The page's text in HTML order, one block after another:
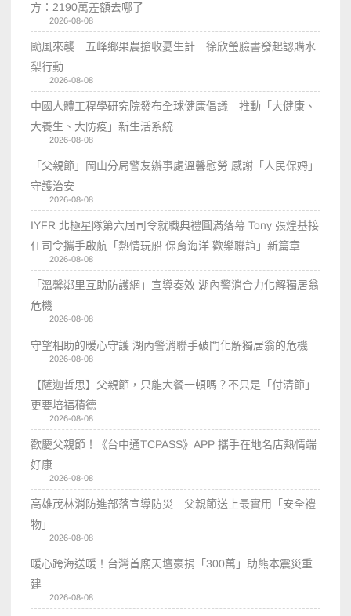
方：2190萬差額去哪了
2026-08-08
颱風來襲 五峰鄉果農搶收憂生計 徐欣瑩臉書發起認購水
梨行動
2026-08-08
中國人體工程學研究院發布全球健康倡議 推動「大健康、
大養生、大防疫」新生活系統
2026-08-08
「父親節」岡山分局警友辦事處溫馨慰勞 感謝「人民保姆」
守護治安
2026-08-08
IYFR 北極星隊第六屆司令就職典禮圓滿落幕 Tony 張煌基接
任司令攜手啟航「熱情玩船 保育海洋 歡樂聯誼」新篇章
2026-08-08
「溫馨鄰里互助防護網」宣導奏效 湖內警消合力化解獨居翁
危機
2026-08-08
守望相助的暖心守護 湖內警消聯手破門化解獨居翁的危機
2026-08-08
【薩迦哲思】父親節，只能大餐一頓嗎？不只是「付清節」
更要培福積德
2026-08-08
歡慶父親節！《台中通TCPASS》APP 攜手在地名店熱情端
好康
2026-08-08
高雄茂林消防進部落宣導防災 父親節送上最實用「安全禮
物」
2026-08-08
暖心跨海送暖！台灣首廟天壇豪捐「300萬」助熊本震災重
建
2026-08-08